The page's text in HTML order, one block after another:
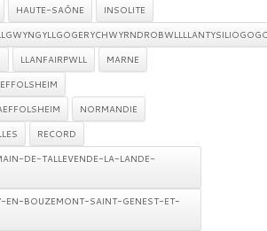
HAUTE-SAÔNE
INSOLITE
LLANFAIRPWLL
MARNE
NORMANDIE
RECORD
DE-TALLEVENDE-LA-LANDE-
EN-BOUZEMONT-SAINT-GENEST-ET-